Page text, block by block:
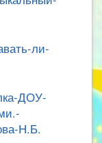
ли-
ДОУ-
Н.Б.